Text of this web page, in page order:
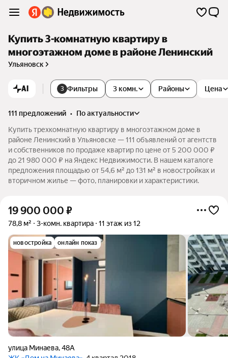
Купить 3-комнатную квартиру в
многоэтажном доме в районе Ленинский
Ульяновск
AI 3 Фильтры 3 комн. Цена
Районы
111 предложений •
по актуальности
Купить трехкомнатную квартиру в многоэтажном доме в
районе Ленинский в Ульяновске — 111 объявлений от агентств
и собственников по продаже квартир по цене от 5 200 000 ₽
до 21 980 000 ₽ на Яндекс Недвижимости. В нашем каталоге
предложения площадью от 54,6 м² до 131 м² в новостройках и
вторичном жилье — фото, планировки и характеристики.
19 900 000 ₽
78,8 м² 3-комн. квартира 11 этаж из 12
новостройка онлайн показ
улица Минаева,48А